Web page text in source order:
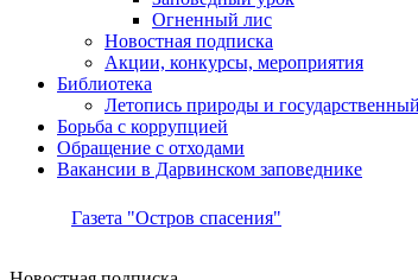
Огненный лис
Новостная подписка
Акции, конкурсы, мероприятия
Библиотека
Летопись природы и
Борьба с коррупцией
Обращение с отходами
Вакансии в Дарвинском заповеднике
Газета "Остров спасения"